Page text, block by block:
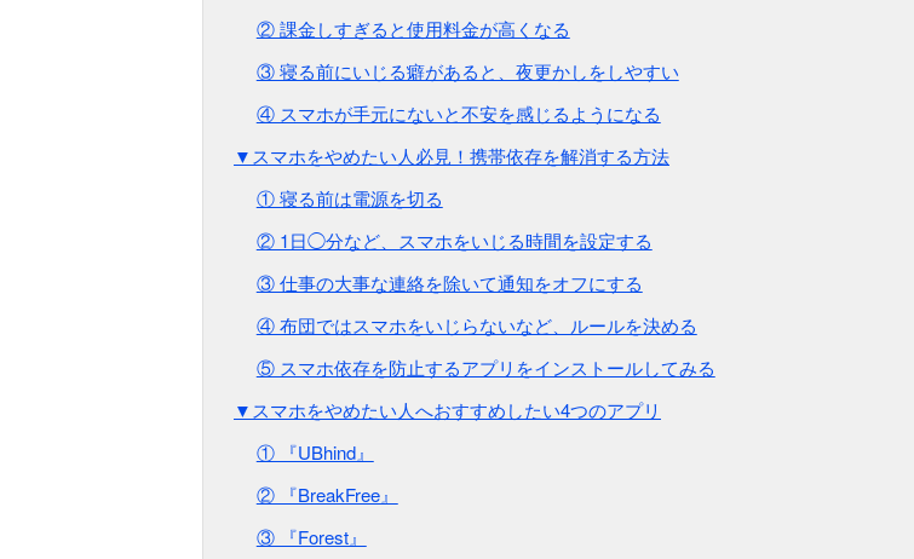
② 課金しすぎると使用料金が高くなる
③ 寝る前にいじる癖があると、夜更かしをしやすい
④ スマホが手元にないと不安を感じるようになる
▼スマホをやめたい人必見！携帯依存を解消する方法
① 寝る前は電源を切る
② 1日◯分など、スマホをいじる時間を設定する
③ 仕事の大事な連絡を除いて通知をオフにする
④ 布団ではスマホをいじらないなど、ルールを決める
⑤ スマホ依存を防止するアプリをインストールしてみる
▼スマホをやめたい人へおすすめしたい4つのアプリ
① 『UBhind』
② 『BreakFree』
③ 『Forest』